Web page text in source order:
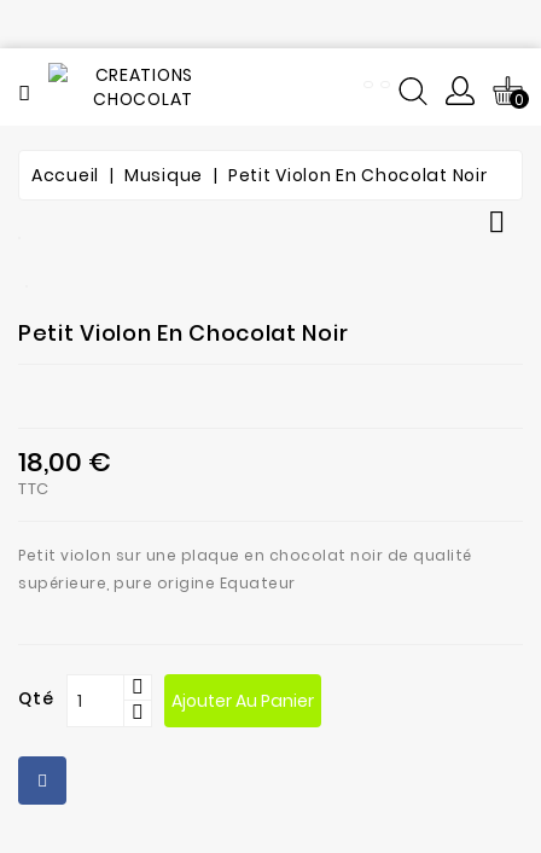
Tout
Notre
fabrication
Notre
atelier
0
Accueil Musique Petit Violon En Chocolat Noir

Petit Violon En Chocolat Noir
18,00 €
TTC
Petit violon sur une plaque en chocolat noir de qualité
supérieure, pure origine Equateur
Qté Ajouter Au Panier